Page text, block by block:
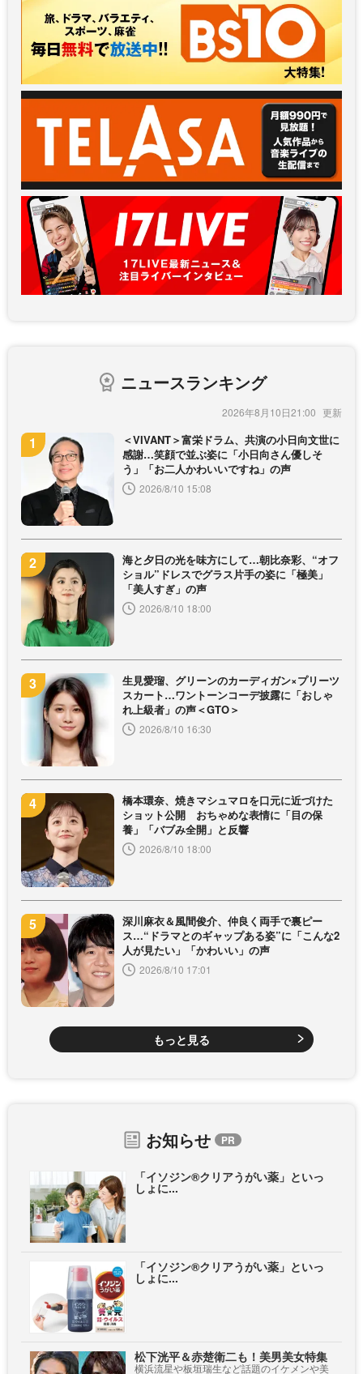
ニュースランキング
2026年8月10日21:00
＜VIVANT＞富栄ドラム、共演の小日向文世に
感謝…笑顔で並ぶ姿に「小日向さん優しそ
う」「お二人かわいいですね」の声
2026/8/10 15:08
海と夕日の光を味方にして…朝比奈彩、“オフ
ショル”ドレスでグラス片手の姿に「極美」
「美人すぎ」の声
2026/8/10 18:00
生見愛瑠、グリーンのカーディガン×プリーツ
スカート…ワントーンコーデ披露に「おしゃ
れ上級者」の声＜GTO＞
2026/8/10 16:30
橋本環奈、焼きマシュマロを口元に近づけた
ショット公開 おちゃめな表情に「目の保
養」「バブみ全開」と反響
2026/8/10 18:00
深川麻衣＆風間俊介、仲良く両手で裏ピー
ス…“ドラマとのギャップある姿”に「こんな2
人が見たい」「かわいい」の声
2026/8/10 17:01
もっと見る
お知らせ
「イソジン®クリアうがい薬」といっ
しょに...
「イソジン®クリアうがい薬」といっ
しょに...
松下洸平＆赤楚衛二も！美男美女特集
横浜流星や板垣瑞生など話題のイケメンや美